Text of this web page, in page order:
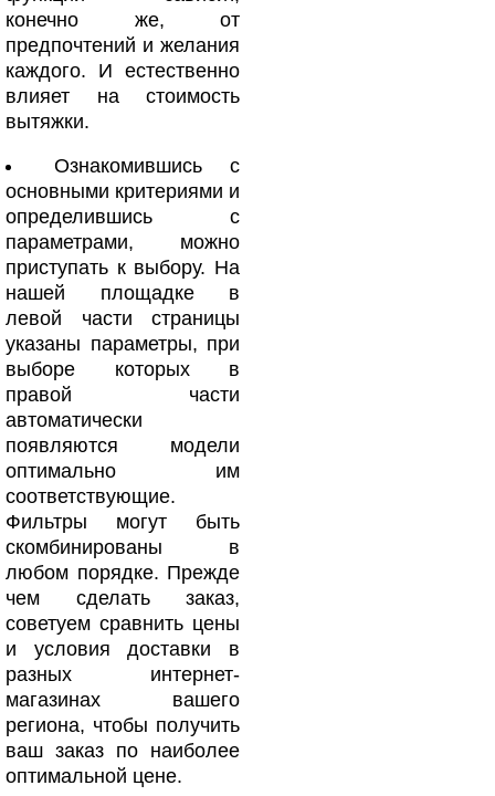
конечно же, от
предпочтений и желания
каждого. И естественно
влияет на стоимость
вытяжки.
Ознакомившись с
основными критериями и
определившись с
параметрами, можно
приступать к выбору. На
нашей площадке в
левой части страницы
указаны параметры, при
выборе которых в
правой части
автоматически
появляются модели
оптимально им
соответствующие.
Фильтры могут быть
скомбинированы в
любом порядке. Прежде
чем сделать заказ,
советуем сравнить цены
и условия доставки в
разных интернет-
магазинах вашего
региона, чтобы получить
ваш заказ по наиболее
оптимальной цене.